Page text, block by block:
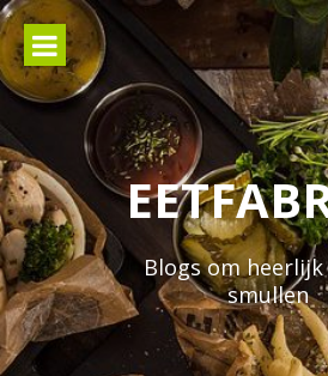
Naar
de
inhoud
springen
Blogs om
smullen